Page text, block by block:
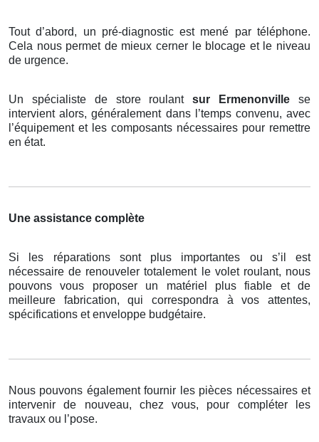
Tout d’abord, un pré-diagnostic est mené par téléphone.
Cela nous permet de mieux cerner le blocage et le niveau
de urgence.
Un spécialiste de store roulantsur Ermenonvillese
intervient alors, généralement dans l’temps convenu, avec
l’équipement et les composants nécessaires pour remettre
en état.
Une assistance complète
Si les réparations sont plus importantes ou s’il est
nécessaire de renouveler totalement le volet roulant, nous
pouvons vous proposer un matériel plus fiable et de
meilleure fabrication, qui correspondra à vos attentes,
spécifications et enveloppe budgétaire.
Nous pouvons également fournir les pièces nécessaires et
intervenir de nouveau, chez vous, pour compléter les
travaux ou l’pose.